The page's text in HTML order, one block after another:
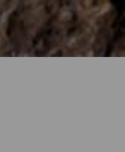
En explorant sa géographie, il
colorés encore dédiés à la
les plus charmants de La